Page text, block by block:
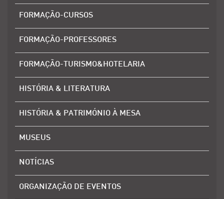
FORMAÇÃO-CURSOS
FORMAÇÃO-PROFESSORES
FORMAÇÃO-TURISMO&HOTELARIA
HISTÓRIA & LITERATURA
HISTÓRIA & PATRIMÓNIO À MESA
MUSEUS
NOTÍCIAS
ORGANIZAÇÃO DE EVENTOS